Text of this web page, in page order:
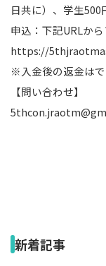
日共に）、学生500
申込：下記URLか
https://
※入金後の返金は
【問い合わせ】
新着記事